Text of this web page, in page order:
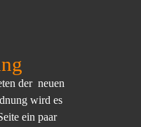
der neuen
wird es
ein paar